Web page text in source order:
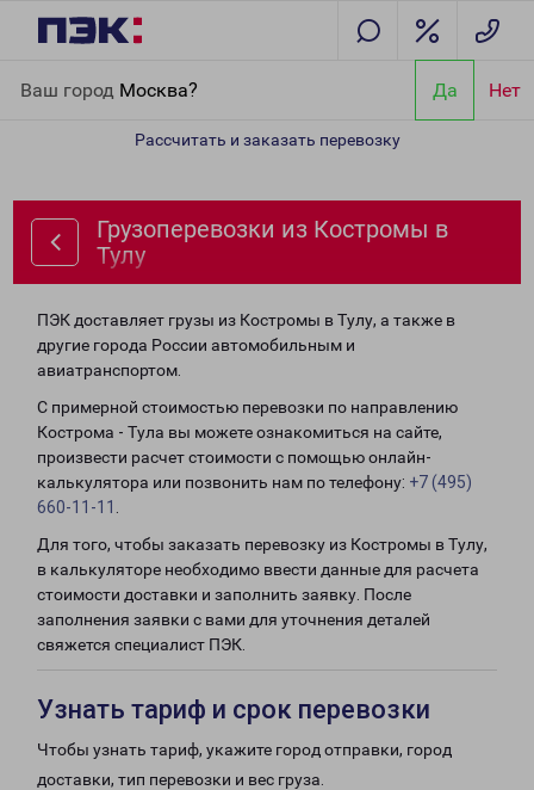
Ваш город Москва? Да Нет
Рассчитать и заказать перевозку
Грузоперевозки из Костромы в
Тулу
ПЭК доставляет грузы из Костромы в Тулу, а также в
другие города России автомобильным и
авиатранспортом.
С примерной стоимостью перевозки по направлению
Кострома - Тула вы можете ознакомиться на сайте,
произвести расчет стоимости с помощью онлайн-
калькулятора или позвонить нам по телефону: +7 (495)
660-11-11
Для того, чтобы заказать перевозку из Костромы в Тулу,
в калькуляторе необходимо ввести данные для расчета
стоимости доставки и заполнить заявку. После
заполнения заявки с вами для уточнения деталей
свяжется специалист ПЭК.
Узнать тариф и срок перевозки
Чтобы узнать тариф, укажите город отправки, город
доставки, тип перевозки и вес груза.